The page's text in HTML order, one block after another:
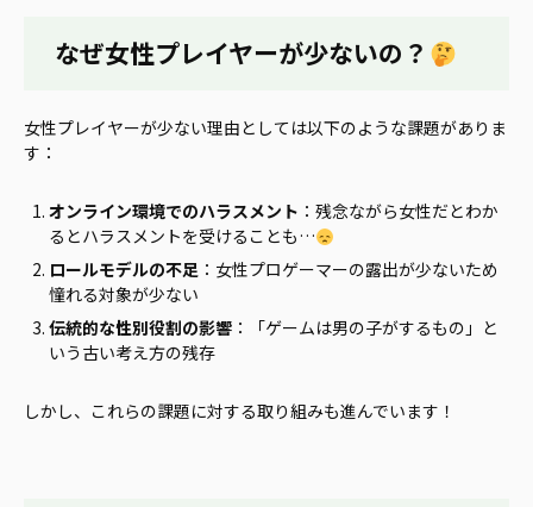
なぜ女性プレイヤーが少ないの？
女性プレイヤーが少ない理由としては以下のような課題がありま
す：
オンライン環境でのハラスメント ：残念ながら女性だとわか
るとハラスメントを受けることも…
ロールモデルの不足 ：女性プロゲーマーの露出が少ないため
憧れる対象が少ない
伝統的な性別役割の影響 ：「ゲームは男の子がするもの」と
いう古い考え方の残存
しかし、これらの課題に対する取り組みも進んでいます！